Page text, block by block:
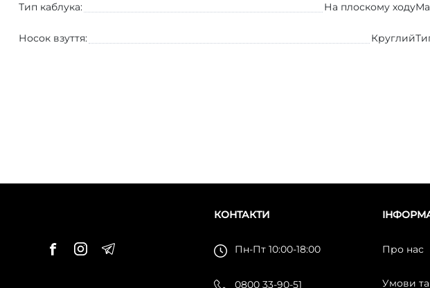
Тип каблука: На плоскому ходу
Носок взуття: Круглий
КОНТАКТИ
Пн-Пт 10:00-18:00
0800 33-90-51
Про нас
Умови